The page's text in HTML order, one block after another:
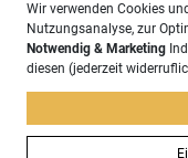
Wir verwenden Cookies
Nutzungsanalyse, zur
Notwendig & Marketing
diesen (jederzeit